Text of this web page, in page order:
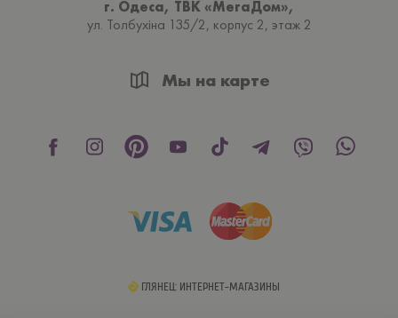
г. Одеса, ТВК «МегаДом»,
ул. Толбухiна 135/2, корпус 2, этаж 2
Мы на карте
ГЛЯНЕЦ: ИНТЕРНЕТ-МАГАЗИНЫ